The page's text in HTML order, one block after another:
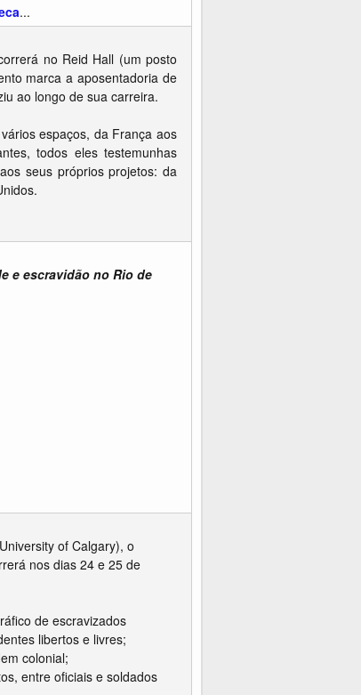
...
no Reid Hall (um posto
marca a aposentadoria de
ao longo de sua carreira.
espaços, da França aos
todos eles testemunhas
seus próprios projetos: da
e escravidão no Rio de
of Calgary), o
nos dias 24 e 25 de
de escravizados
libertos e livres;
colonial;
entre oficiais e soldados